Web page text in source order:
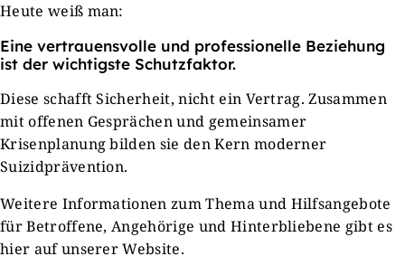
Heute weiß man:
Eine vertrauensvolle und professionelle Beziehung
ist der wichtigste Schutzfaktor.
Diese schafft Sicherheit, nicht ein Vertrag. Zusammen
mit offenen Gesprächen und gemeinsamer
Krisenplanung bilden sie den Kern moderner
Suizidprävention.
Weitere Informationen zum Thema und Hilfsangebote
für Betroffene, Angehörige und Hinterbliebene gibt es
hier auf unserer Website.